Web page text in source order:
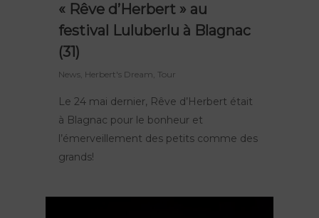
« Rêve d’Herbert » au
festival Luluberlu à Blagnac
(31)
News Herbert's Dream ,Tour
Le 24 mai dernier, Rêve d’Herbert était
à Blagnac pour le bonheur et
l’émerveillement des petits comme des
grands!